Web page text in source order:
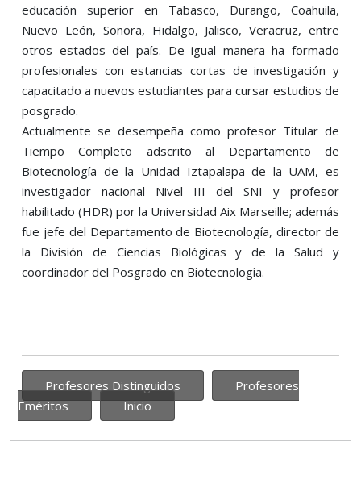
educación superior en Tabasco, Durango, Coahuila,
Nuevo León, Sonora, Hidalgo, Jalisco, Veracruz, entre
otros estados del país. De igual manera ha formado
profesionales con estancias cortas de investigación y
capacitado a nuevos estudiantes para cursar estudios de
posgrado.
Actualmente se desempeña como profesor Titular de
Tiempo Completo adscrito al Departamento de
Biotecnología de la Unidad Iztapalapa de la UAM, es
investigador nacional Nivel III del SNI y profesor
habilitado (HDR) por la Universidad Aix Marseille; además
fue jefe del Departamento de Biotecnología, director de
la División de Ciencias Biológicas y de la Salud y
coordinador del Posgrado en Biotecnología.
Profesores Distinguidos
Profesores
Eméritos
Inicio